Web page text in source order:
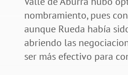
nombramiento, pues
aunque Rueda había
abriendo las
ser más efectivo para